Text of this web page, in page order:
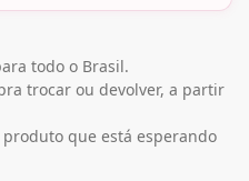
todo o Brasil.
trocar ou devolver, a partir
produto que está esperando